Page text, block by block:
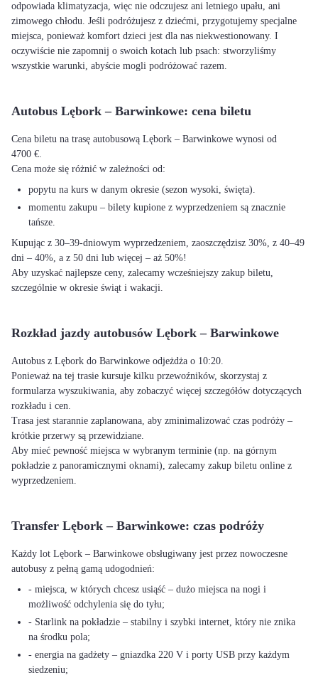
odpowiada klimatyzacja, więc nie odczujesz ani letniego upału, ani
zimowego chłodu. Jeśli podróżujesz z dziećmi, przygotujemy specjalne
miejsca, ponieważ komfort dzieci jest dla nas niekwestionowany. I
oczywiście nie zapomnij o swoich kotach lub psach: stworzyliśmy
wszystkie warunki, abyście mogli podróżować razem.
Autobus Lębork – Barwinkowe: cena biletu
Cena biletu na trasę autobusową Lębork – Barwinkowe wynosi od
4700 €.
Cena może się różnić w zależności od:
popytu na kurs w danym okresie (sezon wysoki, święta).
momentu zakupu – bilety kupione z wyprzedzeniem są znacznie
tańsze.
Kupując z 30–39-dniowym wyprzedzeniem, zaoszczędzisz 30%, z 40–49
dni – 40%, a z 50 dni lub więcej – aż 50%!
Aby uzyskać najlepsze ceny, zalecamy wcześniejszy zakup biletu,
szczególnie w okresie świąt i wakacji.
Rozkład jazdy autobusów Lębork – Barwinkowe
Autobus z Lębork do Barwinkowe odjeżdża o 10:20.
Ponieważ na tej trasie kursuje kilku przewoźników, skorzystaj z
formularza wyszukiwania, aby zobaczyć więcej szczegółów dotyczących
rozkładu i cen.
Trasa jest starannie zaplanowana, aby zminimalizować czas podróży –
krótkie przerwy są przewidziane.
Aby mieć pewność miejsca w wybranym terminie (np. na górnym
pokładzie z panoramicznymi oknami), zalecamy zakup biletu online z
wyprzedzeniem.
Transfer Lębork – Barwinkowe: czas podróży
Każdy lot Lębork – Barwinkowe obsługiwany jest przez nowoczesne
autobusy z pełną gamą udogodnień:
- miejsca, w których chcesz usiąść – dużo miejsca na nogi i
możliwość odchylenia się do tyłu;
- Starlink na pokładzie – stabilny i szybki internet, który nie znika
na środku pola;
- energia na gadżety – gniazdka 220 V i porty USB przy każdym
siedzeniu;